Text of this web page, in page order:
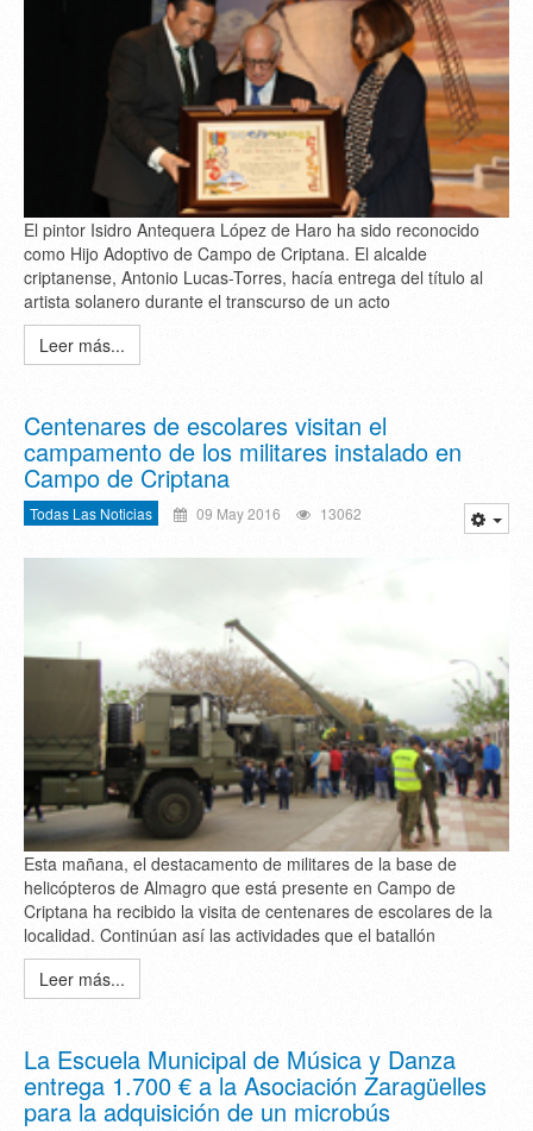
El pintor Isidro Antequera López de Haro ha sido reconocido
como Hijo Adoptivo de Campo de Criptana. El alcalde
criptanense, Antonio Lucas-Torres, hacía entrega del título al
artista solanero durante el transcurso de un acto
Leer más...
Centenares de escolares visitan el
campamento de los militares instalado en
Campo de Criptana
Todas Las Noticias 09 May 2016 13062
Esta mañana, el destacamento de militares de la base de
helicópteros de Almagro que está presente en Campo de
Criptana ha recibido la visita de centenares de escolares de la
localidad. Continúan así las actividades que el batallón
Leer más...
La Escuela Municipal de Música y Danza
entrega 1.700 € a la Asociación Zaragüelles
para la adquisición de un microbús